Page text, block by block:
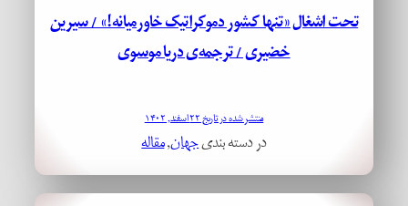
تحت اشغال «تنها کشور دموکراتیک خاورمیانه!» / سیرین
خضیری / ترجمه‌ی دریا موسوی
منتشر شده در تاریخ ۲۲ اسفند, ۱۴۰۲
در دسته بندیجهان, مقاله